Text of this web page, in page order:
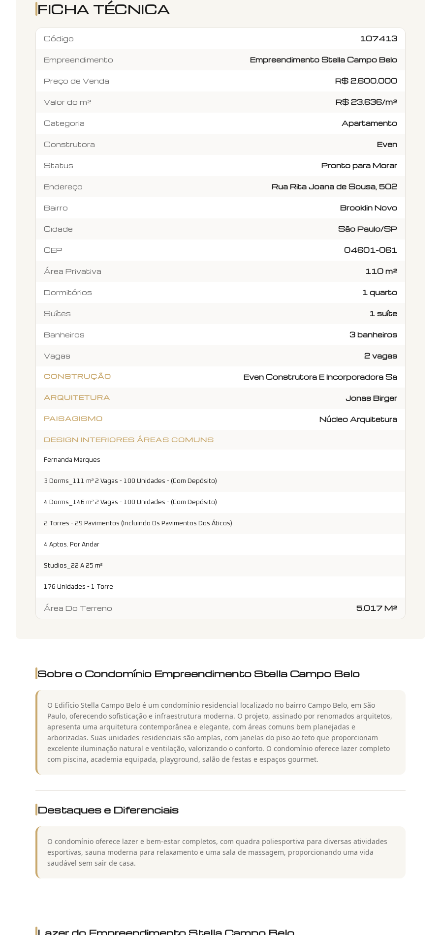
FICHA TÉCNICA
Código 107413
Empreendimento Empreendimento Stella Campo Belo
Preço de Venda R$ 2.600.000
Valor do m² R$ 23.636/m²
Categoria Apartamento
Construtora Even
Status Pronto para Morar
Endereço Rua Rita Joana de Sousa, 502
Bairro Brooklin Novo
Cidade São Paulo/SP
CEP 04601-061
Área Privativa 110 m²
Dormitórios 1 quarto
Suítes 1 suíte
Banheiros 3 banheiros
Vagas 2 vagas
CONSTRUÇÃO Even Construtora E Incorporadora Sa
ARQUITETURA Jonas Birger
PAISAGISMO Núcleo Arquitetura
DESIGN INTERIORES ÁREAS COMUNS
Fernanda Marques
3 Dorms_111 m² 2 Vagas - 100 Unidades - (Com Depósito)
4 Dorms_146 m² 2 Vagas - 100 Unidades - (Com Depósito)
2 Torres - 29 Pavimentos (Incluindo Os Pavimentos Dos Áticos)
4 Aptos. Por Andar
Studios_22 A 25 m²
176 Unidades - 1 Torre
Área Do Terreno 5.017 M²
Sobre o Condomínio Empreendimento Stella Campo Belo
O Edifício Stella Campo Belo é um condomínio residencial localizado no bairro Campo Belo, em São
Paulo, oferecendo sofisticação e infraestrutura moderna. O projeto, assinado por renomados arquitetos,
apresenta uma arquitetura contemporânea e elegante, com áreas comuns bem planejadas e
arborizadas. Suas unidades residenciais são amplas, com janelas do piso ao teto que proporcionam
excelente iluminação natural e ventilação, valorizando o conforto. O condomínio oferece lazer completo
com piscina, academia equipada, playground, salão de festas e espaços gourmet.
Destaques e Diferenciais
O condomínio oferece lazer e bem-estar completos, com quadra poliesportiva para diversas atividades
esportivas, sauna moderna para relaxamento e uma sala de massagem, proporcionando uma vida
saudável sem sair de casa.